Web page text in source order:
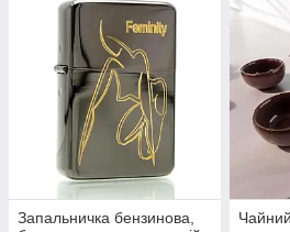
Запальничка бензинова,